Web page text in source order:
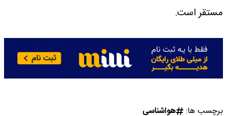
مستقر است.
برچسب ها: هواشناسی